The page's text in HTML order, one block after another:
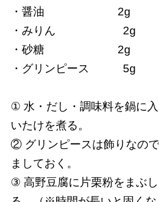
・醤油 2g
・みりん 2g
・砂糖 2g
・グリンピース 5g
① 水・だし・調味料を鍋に
いたけを煮る。
② グリンピースは飾りなの
ましておく。
③ 高野豆腐に片栗粉をまぶ